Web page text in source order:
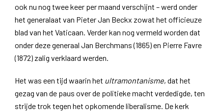
ook nu nog twee keer per maand verschijnt – werd onder
het generalaat van Pieter Jan Beckx zowat het officieuze
blad van het Vaticaan. Verder kan nog vermeld worden dat
onder deze generaal Jan Berchmans (1865) en Pierre Favre
(1872) zalig verklaard werden.
Het was een tijd waarin het ultramontanisme, dat het
gezag van de paus over de politieke macht verdedigde, ten
strijde trok tegen het opkomende liberalisme. De kerk